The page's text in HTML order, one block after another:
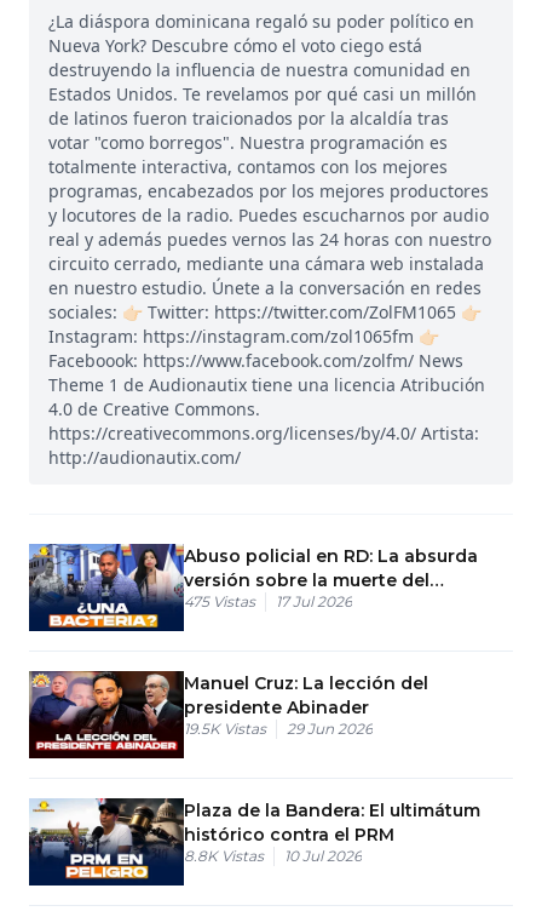
¿La diáspora dominicana regaló su poder político en
Nueva York? Descubre cómo el voto ciego está
destruyendo la influencia de nuestra comunidad en
Estados Unidos. Te revelamos por qué casi un millón
de latinos fueron traicionados por la alcaldía tras
votar "como borregos". Nuestra programación es
totalmente interactiva, contamos con los mejores
programas, encabezados por los mejores productores
y locutores de la radio. Puedes escucharnos por audio
real y además puedes vernos las 24 horas con nuestro
circuito cerrado, mediante una cámara web instalada
en nuestro estudio. Únete a la conversación en redes
sociales: 👉🏻 Twitter: https://twitter.com/ZolFM1065 👉🏻
Instagram: https://instagram.com/zol1065fm 👉🏻
Faceboook: https://www.facebook.com/zolfm/ News
Theme 1 de Audionautix tiene una licencia Atribución
4.0 de Creative Commons.
https://creativecommons.org/licenses/by/4.0/ Artista:
http://audionautix.com/
Abuso policial en RD: La absurda
versión sobre la muerte del
banquero
475 Vistas 17 Jul 2026
Manuel Cruz: La lección del
presidente Abinader
19.5K Vistas 29 Jun 2026
Plaza de la Bandera: El ultimátum
histórico contra el PRM
8.8K Vistas 10 Jul 2026